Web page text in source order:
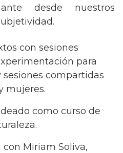
desde nuestros
con sesiones
para
compartidas
mujeres.
como curso de
con Miriam Soliva,